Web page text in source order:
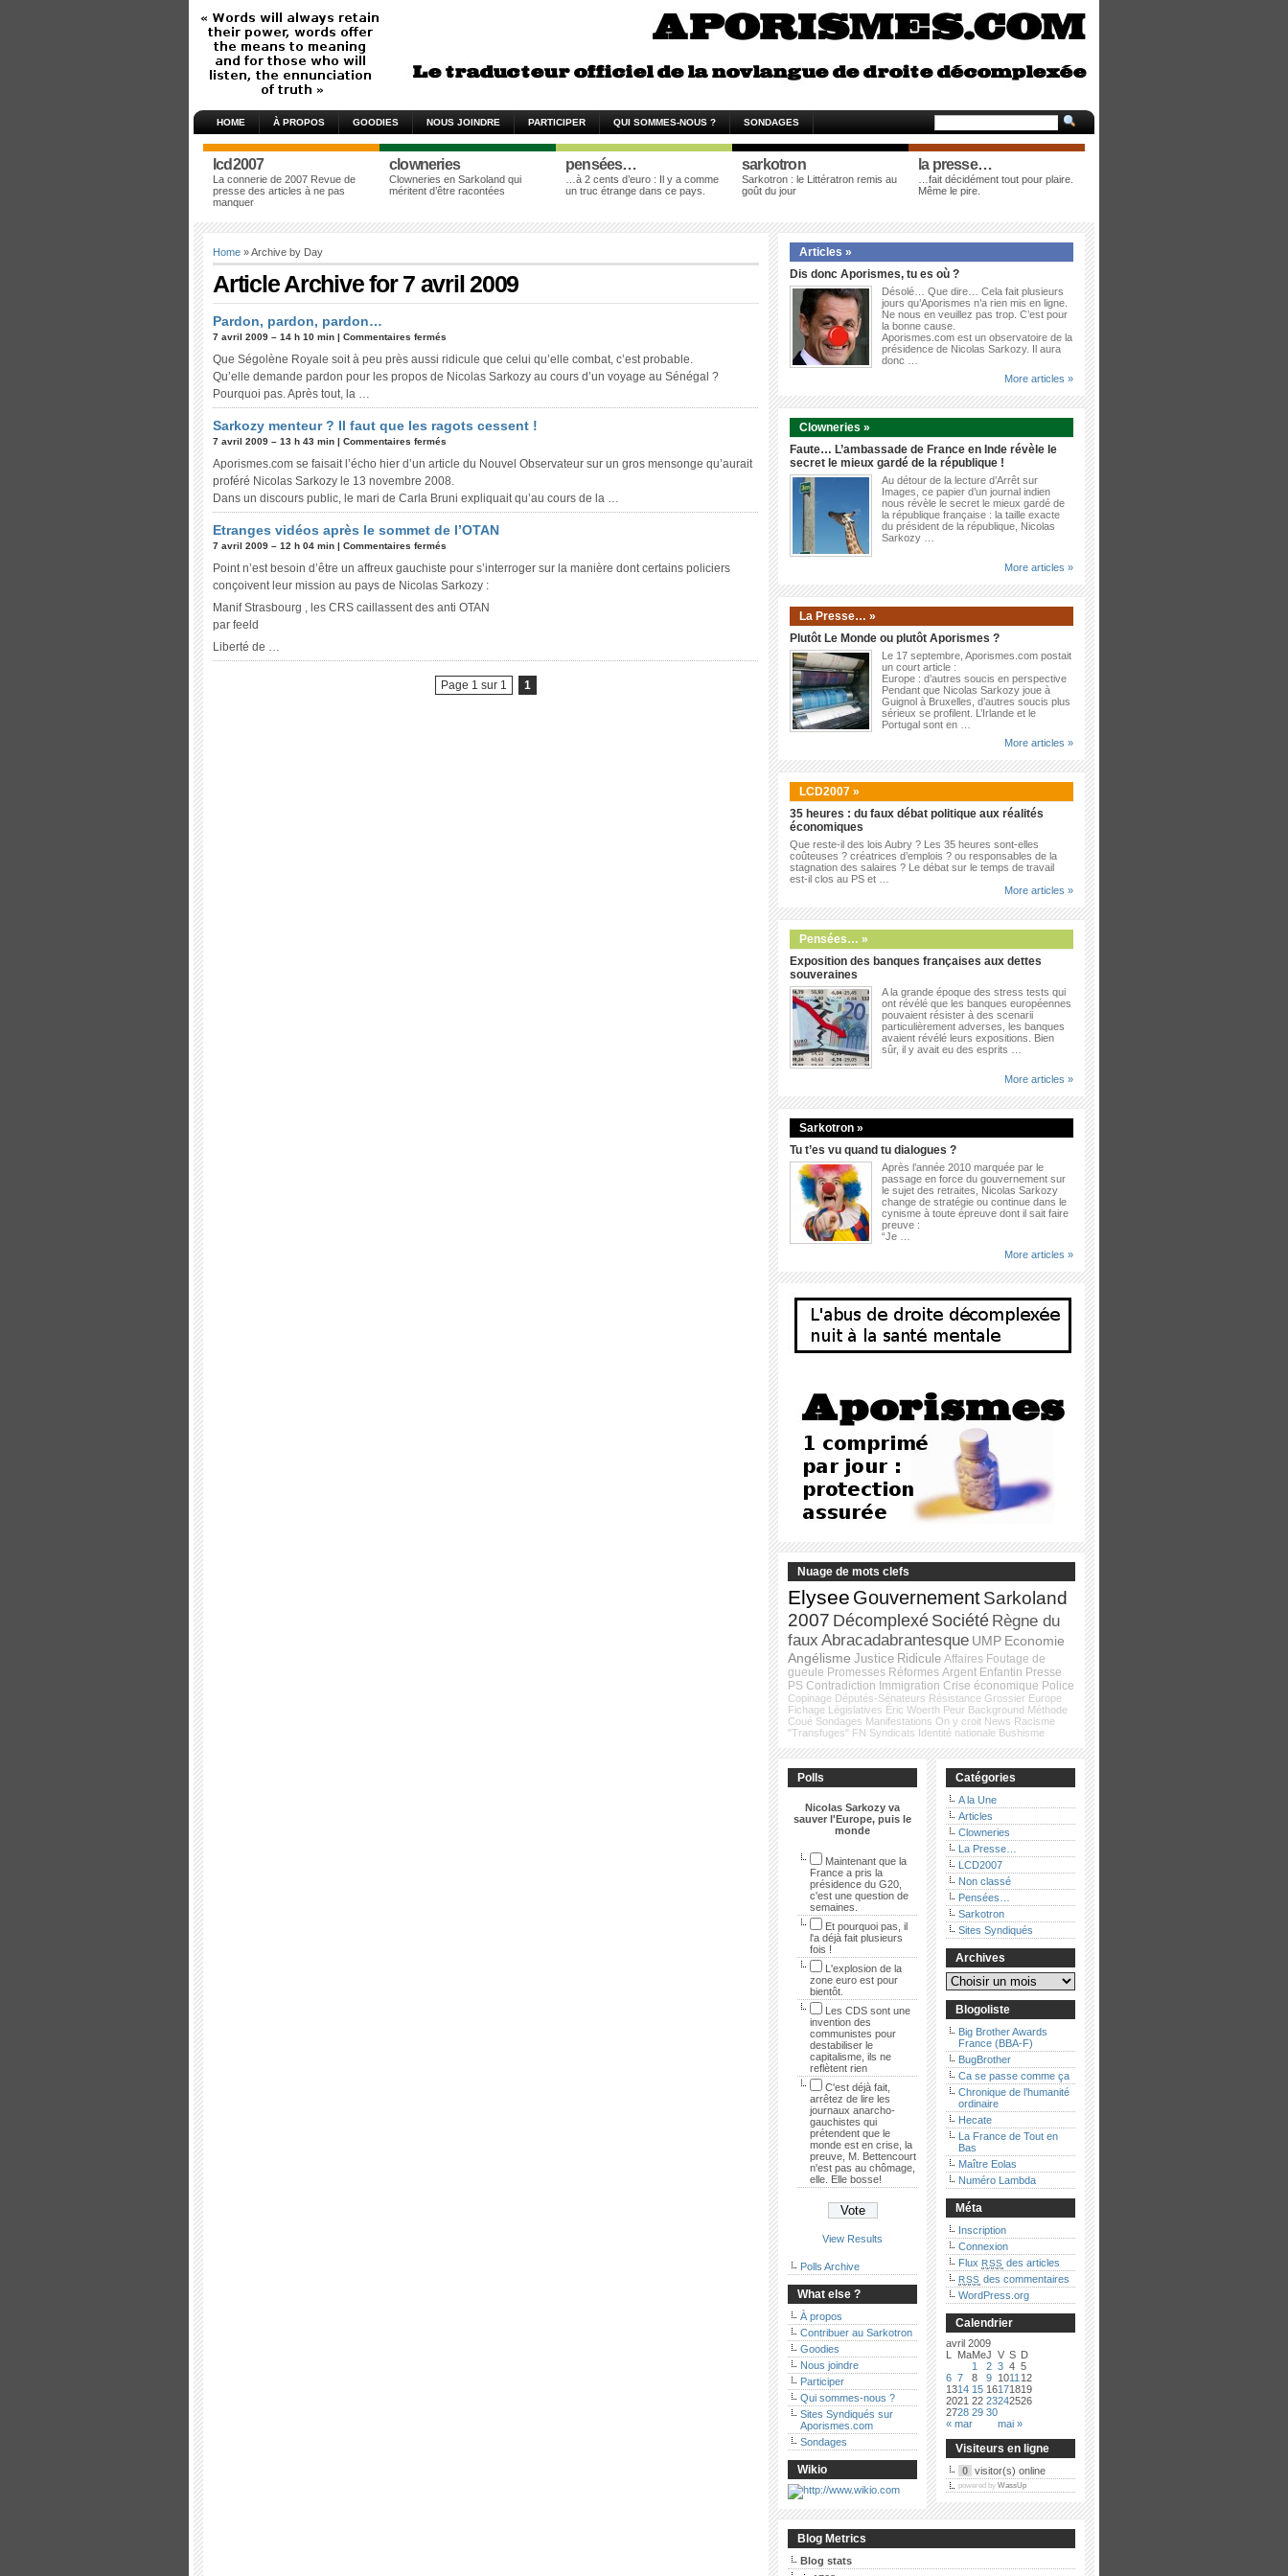
HOME À PROPOS GOODIES NOUS JOINDRE PARTICIPER QUI SOMMES-NOUS ? SONDAGES
lcd2007
La connerie de 2007 Revue de
presse des articles à ne pas
manquer
clowneries
Clowneries en Sarkoland qui
méritent d’être racontées
pensées…
…à 2 cents d’euro : Il y a comme
un truc étrange dans ce pays.
sarkotron
Sarkotron : le Littératron remis au
goût du jour
la presse…
…fait décidément tout pour plaire.
Même le pire.
Home » Archive by Day
Article Archive for 7 avril 2009
Pardon, pardon, pardon…
7 avril 2009 – 14 h 10 min | Commentaires fermés
Que Ségolène Royale soit à peu près aussi ridicule que celui qu’elle combat, c’est probable.
Qu’elle demande pardon pour les propos de Nicolas Sarkozy au cours d’un voyage au Sénégal ?
Pourquoi pas. Après tout, la …
Sarkozy menteur ? Il faut que les ragots cessent !
7 avril 2009 – 13 h 43 min | Commentaires fermés
Aporismes.com se faisait l’écho hier d’un article du Nouvel Observateur sur un gros mensonge qu’aurait
proféré Nicolas Sarkozy le 13 novembre 2008.
Dans un discours public, le mari de Carla Bruni expliquait qu’au cours de la …
Etranges vidéos après le sommet de l’OTAN
7 avril 2009 – 12 h 04 min | Commentaires fermés
Point n’est besoin d’être un affreux gauchiste pour s’interroger sur la manière dont certains policiers
conçoivent leur mission au pays de Nicolas Sarkozy :
Manif Strasbourg , les CRS caillassent des anti OTAN
par feeld
Liberté de …
Page 1 sur 1 1
Articles »
Dis donc Aporismes, tu es où ?
Désolé… Que dire… Cela fait plusieurs
jours qu’Aporismes n’a rien mis en ligne.
Ne nous en veuillez pas trop. C’est pour
la bonne cause.
Aporismes.com est un observatoire de la
présidence de Nicolas Sarkozy. Il aura
donc …
More articles »
Clowneries »
Faute… L’ambassade de France en Inde révèle le
secret le mieux gardé de la république !
Au détour de la lecture d’Arrêt sur
Images, ce papier d’un journal indien
nous révèle le secret le mieux gardé de
la république française : la taille exacte
du président de la république, Nicolas
Sarkozy …
More articles »
La Presse… »
Plutôt Le Monde ou plutôt Aporismes ?
Le 17 septembre, Aporismes.com postait
un court article :
Europe : d’autres soucis en perspective
Pendant que Nicolas Sarkozy joue à
Guignol à Bruxelles, d’autres soucis plus
sérieux se profilent. L’Irlande et le
Portugal sont en …
More articles »
LCD2007 »
35 heures : du faux débat politique aux réalités
économiques
Que reste-il des lois Aubry ? Les 35 heures sont-elles
coûteuses ? créatrices d’emplois ? ou responsables de la
stagnation des salaires ? Le débat sur le temps de travail
est-il clos au PS et …
More articles »
Pensées… »
Exposition des banques françaises aux dettes
souveraines
A la grande époque des stress tests qui
ont révélé que les banques européennes
pouvaient résister à des scenarii
particulièrement adverses, les banques
avaient révélé leurs expositions. Bien
sûr, il y avait eu des esprits …
More articles »
Sarkotron »
Tu t’es vu quand tu dialogues ?
Après l’année 2010 marquée par le
passage en force du gouvernement sur
le sujet des retraites, Nicolas Sarkozy
change de stratégie ou continue dans le
cynisme à toute épreuve dont il sait faire
preuve :
“Je …
More articles »
Nuage de mots clefs
Elysee GouvernementSarkoland
2007 Décomplexé Société Règne du
faux Abracadabrantesque UMP Economie
Angélisme Justice Ridicule Affaires Foutage de
gueule Promesses Réformes Argent Enfantin Presse
PS Contradiction Immigration Crise économique Police
Copinage Députés-Sénateurs Résistance Grossier Europe
Fichage Législatives Éric Woerth Peur Background Méthode
Coué Sondages Manifestations On y croit News Racisme
"Transfuges" FN Syndicats Identité nationale Bushisme
Polls
Nicolas Sarkozy va
sauver l'Europe, puis le
monde
Maintenant que la
France a pris la
présidence du G20,
c'est une question de
semaines.
Et pourquoi pas, il
l'a déjà fait plusieurs
fois !
L'explosion de la
zone euro est pour
bientôt.
Les CDS sont une
invention des
communistes pour
destabiliser le
capitalisme, ils ne
reflètent rien
C'est déjà fait,
arrêtez de lire les
journaux anarcho-
gauchistes qui
prétendent que le
monde est en crise, la
preuve, M. Bettencourt
n'est pas au chômage,
elle. Elle bosse!
View Results
Polls Archive
What else ?
À propos
Contribuer au Sarkotron
Goodies
Nous joindre
Participer
Qui sommes-nous ?
Sites Syndiqués sur
Aporismes.com
Sondages
Wikio
Catégories
A la Une
Articles
Clowneries
La Presse…
LCD2007
Non classé
Pensées…
Sarkotron
Sites Syndiqués
Archives
Blogoliste
Big Brother Awards
France (BBA-F)
BugBrother
Ca se passe comme ça
Chronique de l’humanité
ordinaire
Hecate
La France de Tout en
Bas
Maître Eolas
Numéro Lambda
Méta
Inscription
Connexion
Flux RSS des articles
RSS des commentaires
WordPress.org
Calendrier
avril 2009
L
MaMeJ V S D
« mar mai »
1 2 3 4 5
6 7 8 9 1011 12
1314 15 16171819
2021 22 23242526
2728 29 30
Visiteurs en ligne
0 visitor(s) online
powered by WassUp
Blog Metrics
Blog stats